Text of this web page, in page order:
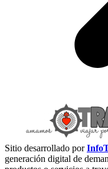
Sitio desarrollado por
generación digital de